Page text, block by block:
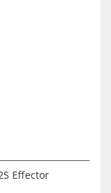
Effector